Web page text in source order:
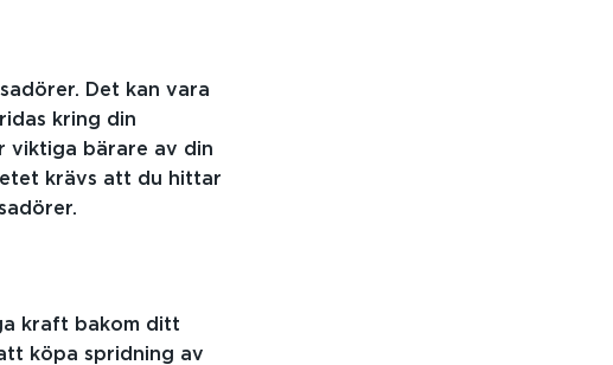
Det kan vara
kring din
viktiga bärare av din
krävs att du hittar
kraft bakom ditt
köpa spridning av